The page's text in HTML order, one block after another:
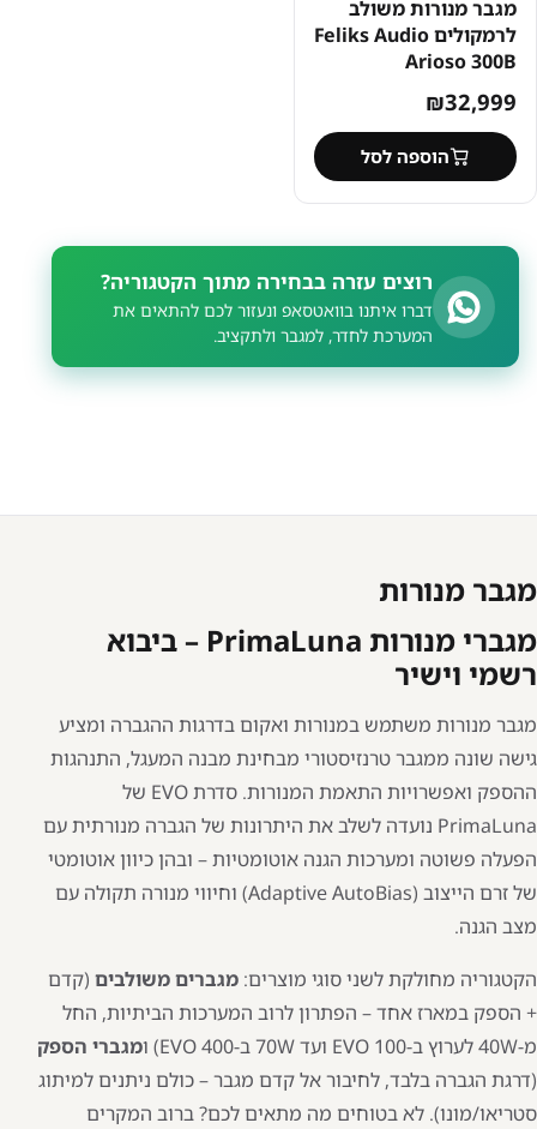
מגבר מנורות משולב
לרמקולים Feliks Audio
Arioso 300B
₪32,999
הוספה לסל
רוצים עזרה בבחירה מתוך הקטגוריה?
דברו איתנו בוואטסאפ ונעזור לכם להתאים את
המערכת לחדר, למגבר ולתקציב.
מגבר מנורות
מגברי מנורות PrimaLuna – ביבוא
רשמי וישיר
מגבר מנורות משתמש במנורות ואקום בדרגות ההגברה ומציע
גישה שונה ממגבר טרנזיסטורי מבחינת מבנה המעגל, התנהגות
ההספק ואפשרויות התאמת המנורות. סדרת EVO של
PrimaLuna נועדה לשלב את היתרונות של הגברה מנורתית עם
הפעלה פשוטה ומערכות הגנה אוטומטיות – ובהן כיוון אוטומטי
של זרם הייצוב (Adaptive AutoBias) וחיווי מנורה תקולה עם
מצב הגנה.
הקטגוריה מחולקת לשני סוגי מוצרים: מגברים משולבים (קדם
+ הספק במארז אחד – הפתרון לרוב המערכות הביתיות, החל
מ-40Wלערוץ ב-EVO 100 ועד 70Wב-EVO 400) ו
מגברי הספק
(דרגת הגברה בלבד, לחיבור אלקדם מגבר– כולם ניתנים למיתוג
סטריאו/מונו). לא בטוחים מה מתאים לכם? ברוב המקרים